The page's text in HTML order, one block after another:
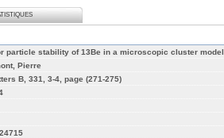
particle stability of 13Be in a microscopic cluster model
Pierre
B, 331, 3-4, page (271-275)